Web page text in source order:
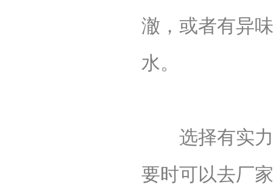
澈，或者有异
水。
选择有实力
要时可以去厂